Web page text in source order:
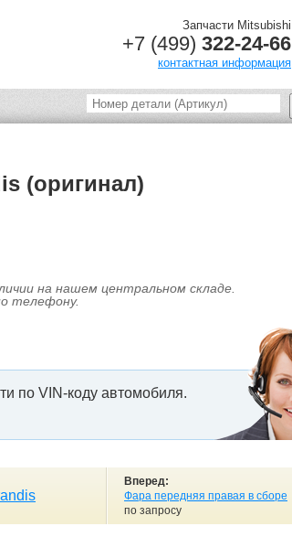
Запчасти Mitsubishi
+7 (499) 322-24-66
контактная информация
(оригинал)
на нашем центральном складе.
телефону.
по VIN-коду автомобиля.
Вперед:
Фара передняя правая в сборе
по запросу